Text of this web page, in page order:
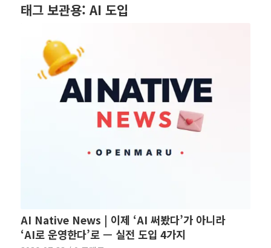
태그 보관용: AI 도입
AI Native News | 이제 ‘AI 써봤다’가 아니라
‘AI로 운영한다’로 — 실전 도입 4가지